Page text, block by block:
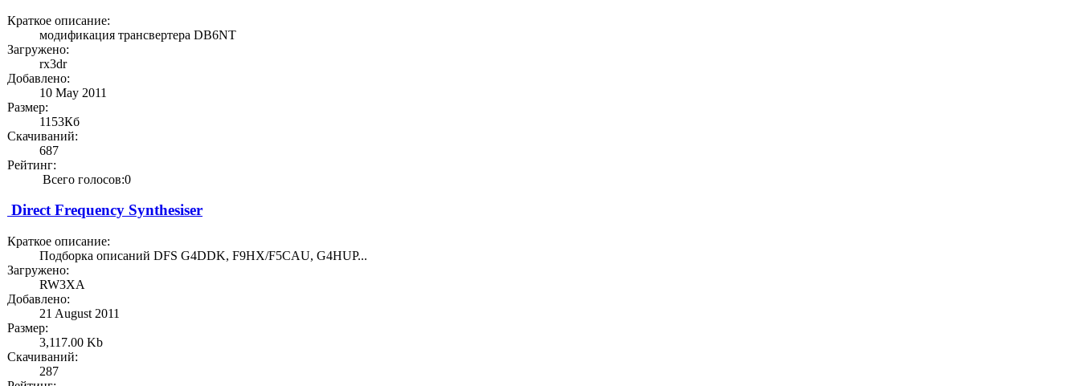
Краткое описание:
модификация трансвертера DB6NT
Загружено:
rx3dr
Добавлено:
10 May 2011
Размер:
1153Кб
Скачиваний:
687
Рейтинг:
Всего голосов:0
Direct Frequency Synthesiser
Краткое описание:
Подборка описаний DFS G4DDK, F9HX/F5CAU, G4HUP...
Загружено:
RW3XA
Добавлено:
21 August 2011
Размер:
3,117.00 Kb
Скачиваний:
287